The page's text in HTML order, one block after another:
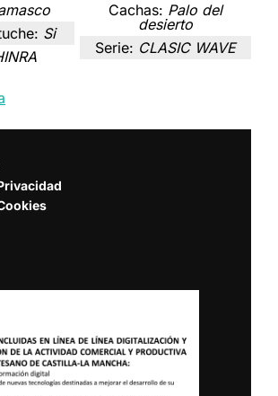
Si
Cachas: Palo del
desierto
Serie: CLASIC WAVE